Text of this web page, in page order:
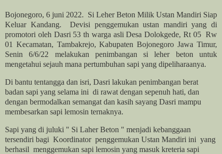
Bojonegoro, 6 juni 2022. Si Leher Beton Milik Ustan Mandiri Siap
Keluar Kandang.
Devisi penggemukan ustan mandiri yang di
promotori oleh Dasri 53 th warga asli Desa Dolokgede, Rt 05 Rw
01 Kecamatan, Tambakrejo, Kabupaten Bojonegoro Jawa Timur,
Senin 6/6/22 melakukan penimbangan si leher beton untuk
mengetahui sejauh mana pertumbuhan sapi yang dipeliharaanya.
Di bantu tentangga dan isri, Dasri lakukan penimbangan berat
badan sapi yang selama ini di rawat dengan sepenuh hati, dan
dengan bermodalkan semangat dan kasih sayang Dasri mampu
membesarkan sapi lemosin ternaknya.
Sapi yang di juluki " Si Laher Beton " menjadi kebanggaan
tersendiri bagi Koordinator penggemukan Ustan Mandiri ini yang
berhasil menggemukan sapi lemosin yang masuk kreteria sapi